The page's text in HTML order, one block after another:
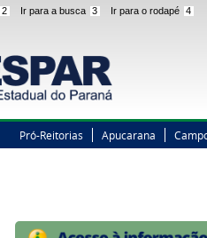
2 Ir para a busca 3 Ir para o rodapé 4
Pró-Reitorias Apucarana